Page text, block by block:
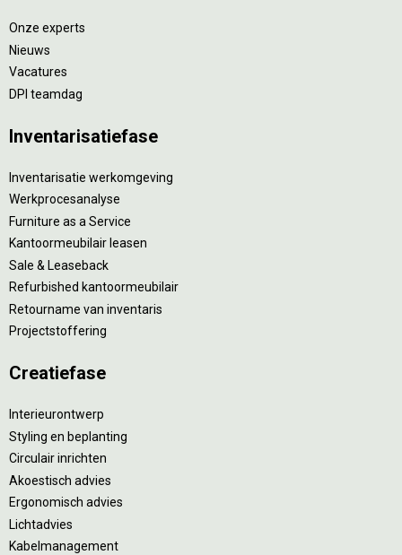
Onze experts
Nieuws
Vacatures
DPI teamdag
Inventarisatiefase
Inventarisatie werkomgeving
Werkprocesanalyse
Furniture as a Service
Kantoormeubilair leasen
Sale & Leaseback
Refurbished kantoormeubilair
Retourname van inventaris
Projectstoffering
Creatiefase
Interieurontwerp
Styling en beplanting
Circulair inrichten
Akoestisch advies
Ergonomisch advies
Lichtadvies
Kabelmanagement